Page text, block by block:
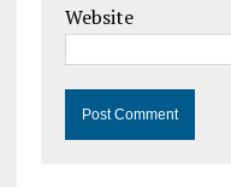
Website